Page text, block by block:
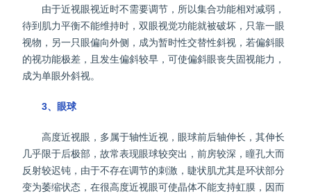
由于近视眼视近时不需要调节，所以集合功能相对减弱，
待到肌力平衡不能维持时，双眼视觉功能就被破坏，只靠一眼
视物，另一只眼偏向外侧，成为暂时性交替性斜视，若偏斜眼
的视功能极差，且发生偏斜较早，可使偏斜眼丧失固视能力，
成为单眼外斜视。
3、眼球
高度近视眼，多属于轴性近视，眼球前后轴伸长，其伸长
几乎限于后极部，故常表现眼球较突出，前房较深，瞳孔大而
反射较迟钝，由于不存在调节的刺激，睫状肌尤其是环状部分
变为萎缩状态，在很高度近视眼可使晶体不能支持虹膜，因而